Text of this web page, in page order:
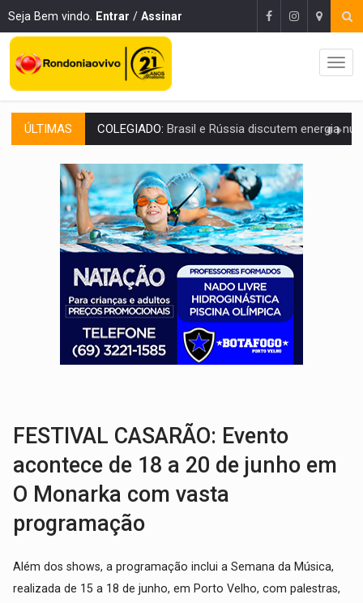
Seja Bem vindo. Entrar / Assinar
ÚLTIMAS URGENTE:Colisão entre caminhão e carro deixa quatro mortos e um em
ENCONTRO:Amazônia Negra ganha projeção nacional com participação de
PREVISÃO:Porto Velho tem chances de chuvas isoladas nesta
SINDICATOS UNIDOS:Assembleia Geral delibera greve da educação
PROCESSO SELETIVO:Rondoniaovivo abre oficina de Comunicação com
AGOSTO LILÁS: MPRO lança de portal e promove reflexão sobre trajetória da
REGULARIZAÇÃO:Refis 2026 segue até o fim do ano para
ROLIM DE MOURA:Programa da Energisa beneficia 60 famílias com geladeiras
Brasil e Rússia discutem energia nuclear, defesa e
FESTIVAL CASARÃO: Evento
acontece de 18 a 20 de junho em
O Monarka com vasta
programação
Além dos shows, a programação inclui a Semana da Música,
realizada de 15 a 18 de junho, em Porto Velho, com palestras,